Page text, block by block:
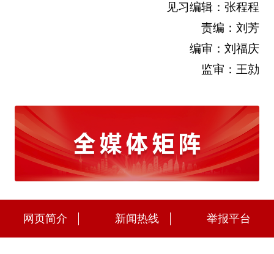
见习编辑：张程程
责编：刘芳
编审：刘福庆
监审：王勍
网页简介 新闻热线 举报平台